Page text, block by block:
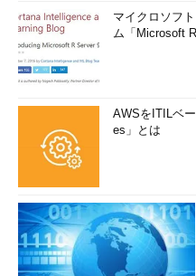
マイクロソフ
ム「Microsoft
AWSをITILベ
es」とは